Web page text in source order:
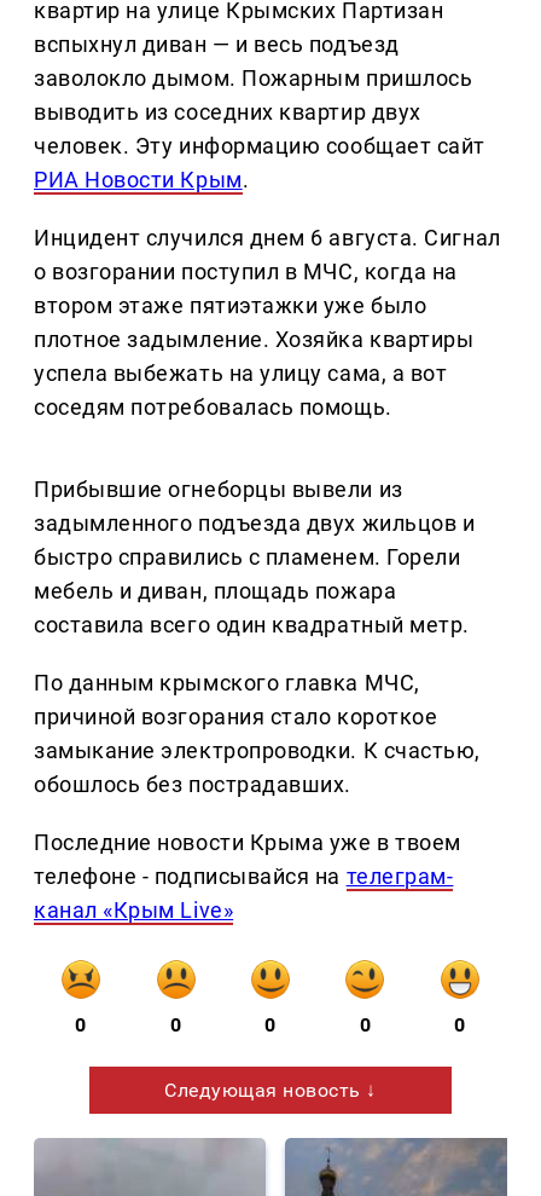
квартир на улице Крымских Партизан
вспыхнул диван — и весь подъезд
заволокло дымом. Пожарным пришлось
выводить из соседних квартир двух
человек. Эту информацию сообщает сайт
РИА Новости Крым.
Инцидент случился днем 6 августа. Сигнал
о возгорании поступил в МЧС, когда на
втором этаже пятиэтажки уже было
плотное задымление. Хозяйка квартиры
успела выбежать на улицу сама, а вот
соседям потребовалась помощь.
Прибывшие огнеборцы вывели из
задымленного подъезда двух жильцов и
быстро справились с пламенем. Горели
мебель и диван, площадь пожара
составила всего один квадратный метр.
По данным крымского главка МЧС,
причиной возгорания стало короткое
замыкание электропроводки. К счастью,
обошлось без пострадавших.
Последние новости Крыма уже в твоем
телефоне - подписывайся на телеграм-
канал «Крым Live»
0 0 0 0 0
Следующая новость ↓